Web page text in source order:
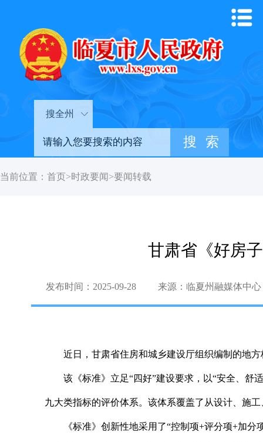
搜全州
当前位置： 首页>时政要闻 >要闻转载
甘肃省《好房
发布时间：2025-09-28 来源：临夏州融媒体中心
近日，甘肃省住房和城乡建设厅组织编制的地
该《标准》立足“四好”建设要求，以“安全、舒
九大类指标的评价体系。该体系覆盖了从设计、施
《标准》创新性地采用了“控制项+评分项+加